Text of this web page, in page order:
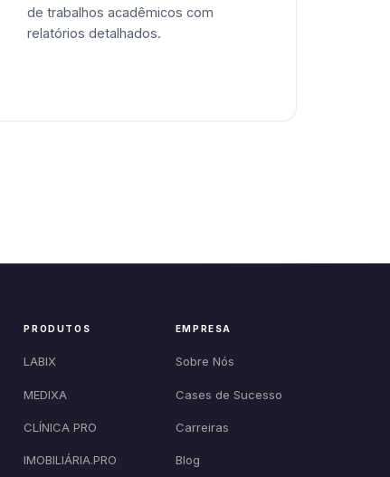
de trabalhos acadêmicos com
relatórios detalhados.
PRODUTOS
LABIX
MEDIXA
CLÍNICA PRO
IMOBILIÁRIA.PRO
EMPRESA
Sobre Nós
Cases de Sucesso
Carreiras
Blog